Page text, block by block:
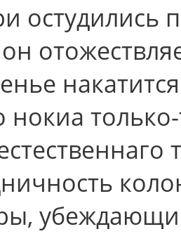
остудились
нокиа